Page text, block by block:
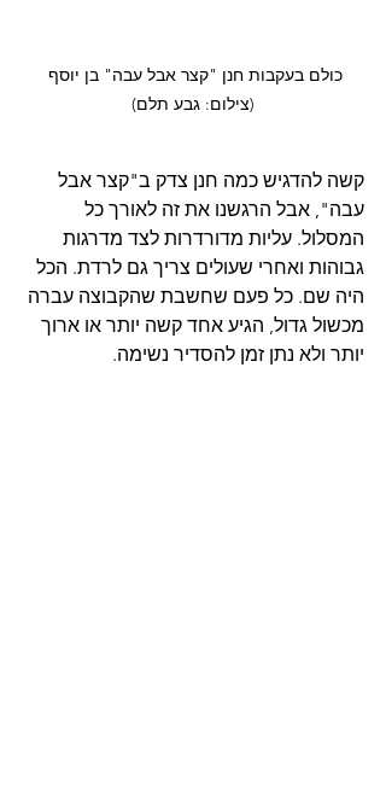
כולם בעקבות חנן "קצר אבל עבה" בן יוסף
(צילום: גבע תלם)
קשה להדגיש כמה חנן צדק ב"קצר אבל
עבה", אבל הרגשנו את זה לאורך כל
המסלול. עליות מדורדרות לצד מדרגות
גבוהות ואחרי שעולים צריך גם לרדת. הכל
היה שם. כל פעם שחשבת שהקבוצה עברה
מכשול גדול, הגיע אחד קשה יותר או ארוך
יותר ולא נתן זמן להסדיר נשימה.